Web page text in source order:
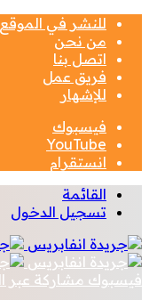
للنشر في الموقع
من نحن
اتصل بنا
فريق عمل
للإشهار
فيسبوك
‫YouTube
انستقرام
القائمة
تسجيل الدخول
فيسبوك مشاركة عبر